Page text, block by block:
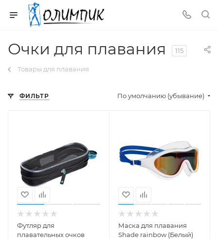
Очки для плавания 115
Товары для плавания
ФИЛЬТР По умолчанию (убывание)
Футляр для
плавательных очков
Маска для плавания
Shade rainbow (Белый)